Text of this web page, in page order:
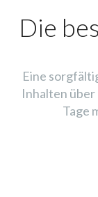
Die
Eine
Inhalten über
Tage